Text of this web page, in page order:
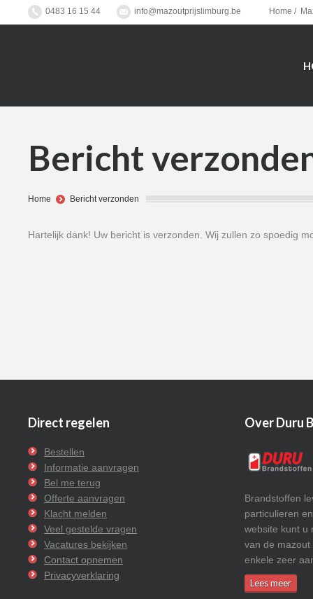
0483 16 15 44 info@mazoutprijslimburg.be Home
Bericht
You are here:
Home Bericht verzonden
Hartelijk dank! Uw bericht is verzonden. Wij zullen zo spoedig
Direct regelen
Bestellen
Informatie aanvragen
Bel me terug
Offerte aanvragen
Klacht melden
Veel gestelde vragen
Vacatures bekijken
Contact opnemen
Privacyverklaring
Over Duru
Brandstoffen
particulieren
website kunt u
van de
enkele zeer
Lees meer